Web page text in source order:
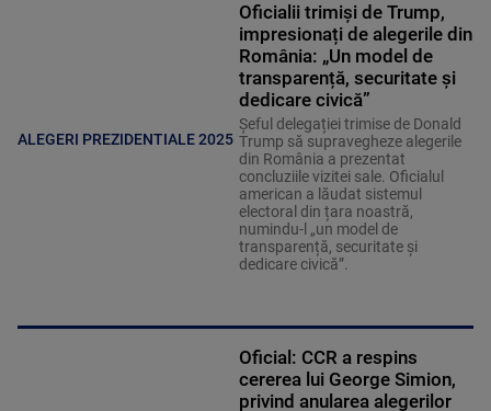
ALEGERI PREZIDENTIALE 2025
Oficialii trimiși de Trump,
impresionați de alegerile din
România: „Un model de
transparență, securitate și
dedicare civică”
Șeful delegației trimise de Donald
Trump să supravegheze alegerile
din România a prezentat
concluziile vizitei sale. Oficialul
american a lăudat sistemul
electoral din țara noastră,
numindu-l „un model de
transparență, securitate și
dedicare civică”.
Oficial: CCR a respins
cererea lui George Simion,
privind anularea alegerilor